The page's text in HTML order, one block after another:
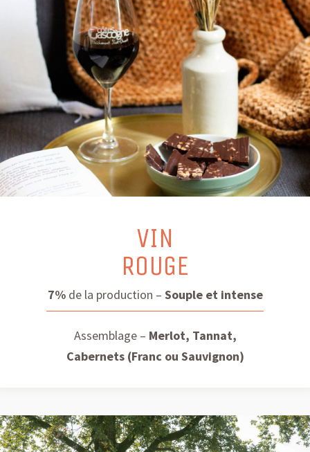
VIN
ROUGE
7%de la production – Souple et intense
Assemblage – Merlot, Tannat,
Cabernets (Franc ou Sauvignon)